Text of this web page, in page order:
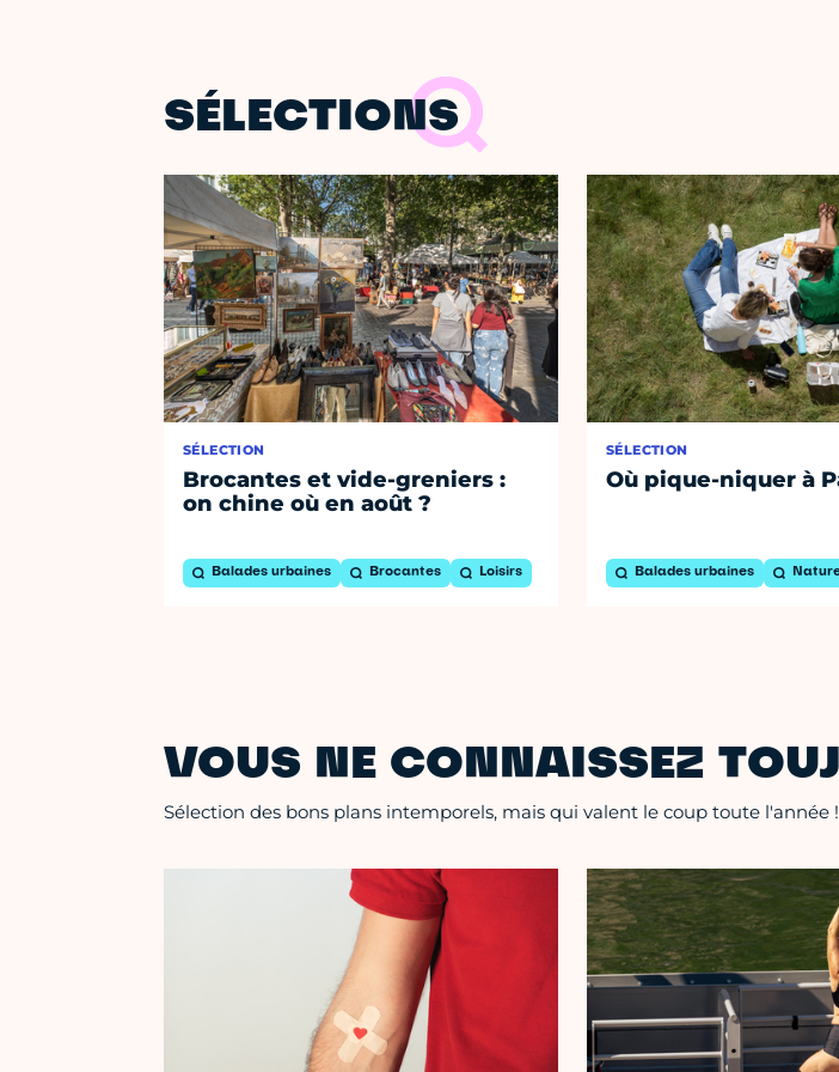
SÉLECTIONS
SÉLECTION
Brocantes et vide-greniers :
on chine où en août ?
Balades urbaines Brocantes Loisirs
SÉLECTION
Où pique-niquer à
Balades urbaines
VOUS NE CONNAISSEZ
Sélection des bons plans intemporels, mais qui valent le coup toute l'année !